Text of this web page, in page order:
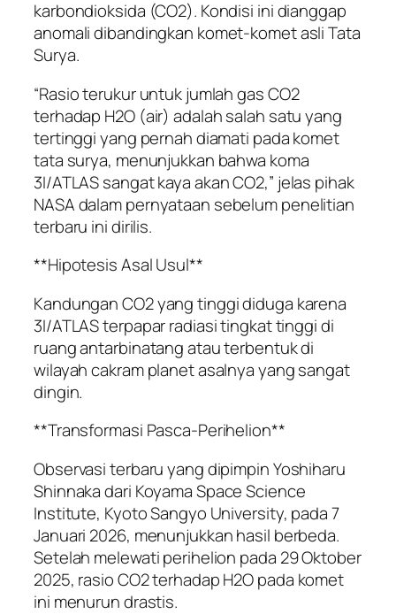
karbondioksida (CO2). Kondisi ini dianggap
anomali dibandingkan komet-komet asli Tata
Surya.
“Rasio terukur untuk jumlah gas CO2
terhadap H2O (air) adalah salah satu yang
tertinggi yang pernah diamati pada komet
tata surya, menunjukkan bahwa koma
3I/ATLAS sangat kaya akan CO2,” jelas pihak
NASA dalam pernyataan sebelum penelitian
terbaru ini dirilis.
**Hipotesis Asal Usul**
Kandungan CO2 yang tinggi diduga karena
3I/ATLAS terpapar radiasi tingkat tinggi di
ruang antarbinatang atau terbentuk di
wilayah cakram planet asalnya yang sangat
dingin.
**Transformasi Pasca-Perihelion**
Observasi terbaru yang dipimpin Yoshiharu
Shinnaka dari Koyama Space Science
Institute, Kyoto Sangyo University, pada 7
Januari 2026, menunjukkan hasil berbeda.
Setelah melewati perihelion pada 29 Oktober
2025, rasio CO2 terhadap H2O pada komet
ini menurun drastis.